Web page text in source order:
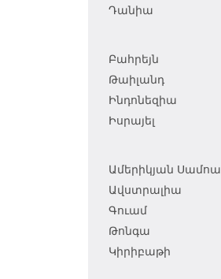
Դանիա
Բահրեյն
Թաիլանդ
Ինդոնեզիա
Իսրայել
Ամերիկյան Սամոա
Ավստրալիա
Գուամ
Թոնգա
Կիրիբաթի